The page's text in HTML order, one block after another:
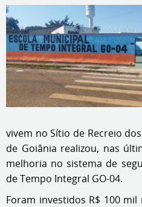
vivem no Sítio de Recreio
de Goiânia realizou, nas
melhoria no sistema de
de Tempo Integral GO-04.
Foram investidos R$ 100